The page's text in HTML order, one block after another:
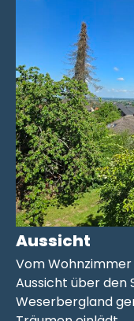
Aussicht
Vom
Aussicht über den
Weserbergland